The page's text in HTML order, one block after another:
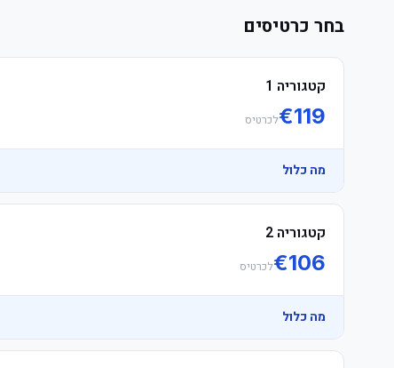
בחר כרטיסים
קטגוריה 1
€119 לכרטיס
מה כלול
קטגוריה 2
€106 לכרטיס
מה כלול